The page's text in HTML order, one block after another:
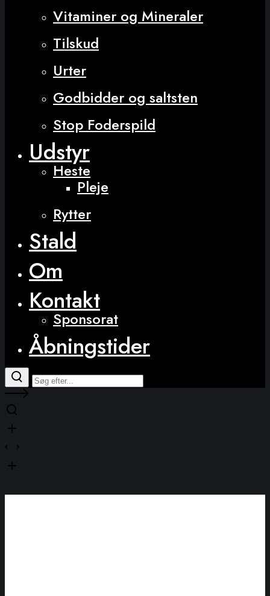
Vitaminer og Mineraler
Tilskud
Urter
Godbidder og saltsten
Stop Foderspild
Udstyr
Heste
Pleje
Rytter
Stald
Om
Kontakt
Sponsorat
Åbningstider